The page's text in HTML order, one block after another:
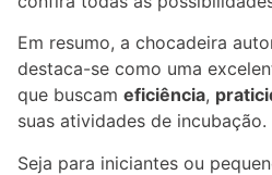
Em resumo, a chocadeira
destaca-se como uma
que buscam eficiência,
suas atividades de incubação.
Seja para iniciantes ou